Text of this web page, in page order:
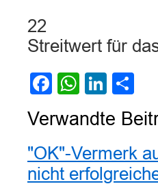
22
Streitwert für
Facebook
Verwandte
"OK"-Vermerk
nicht